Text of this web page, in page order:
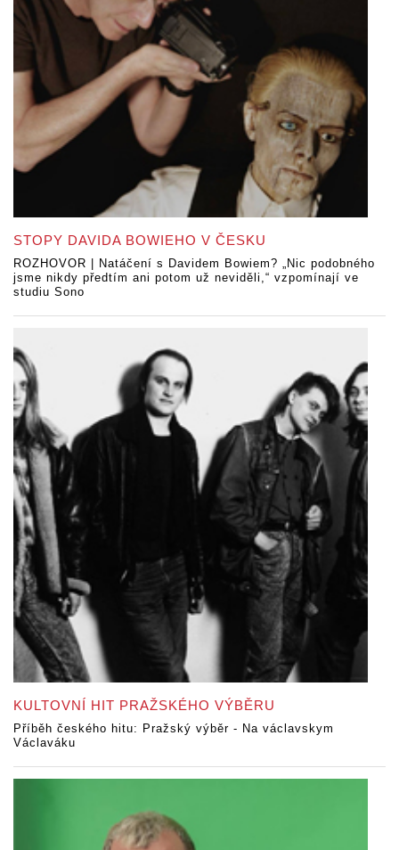
STOPY DAVIDA BOWIEHO V ČESKU
ROZHOVOR | Natáčení s Davidem Bowiem? „Nic podobného
jsme nikdy předtím ani potom už neviděli,“ vzpomínají ve
studiu Sono
KULTOVNÍ HIT PRAŽSKÉHO VÝBĚRU
Příběh českého hitu: Pražský výběr - Na václavskym
Václaváku